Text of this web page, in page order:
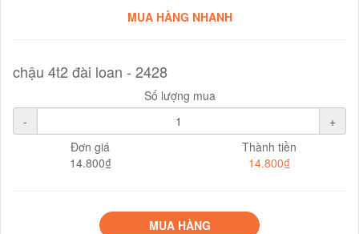
MUA HÀNG NHANH
chậu 4t2 đài loan - 2428
Số lượng mua
-
+
Đơn giá
14.800₫
Thành tiền
14.800₫
MUA HÀNG